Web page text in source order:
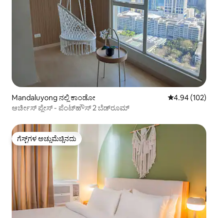
Mandaluyong ನಲ್ಲಿ ಕಾಂಡೋ 5 ರಲ್ಲಿ 4.94
4.94 (102)
ಆರ್ಚೀಸ್ ಪ್ಲೇಸ್ - ಪೆಂಟ್‌ಹೌಸ್ 2 ಬೆಡ್‌ರೂಮ್
ಗೆಸ್ಟ್‌ಗಳ ಅಚ್ಚುಮೆಚ್ಚಿನದು
ಗೆಸ್ಟ್‌ಗಳ ಅಚ್ಚುಮೆಚ್ಚಿನದು